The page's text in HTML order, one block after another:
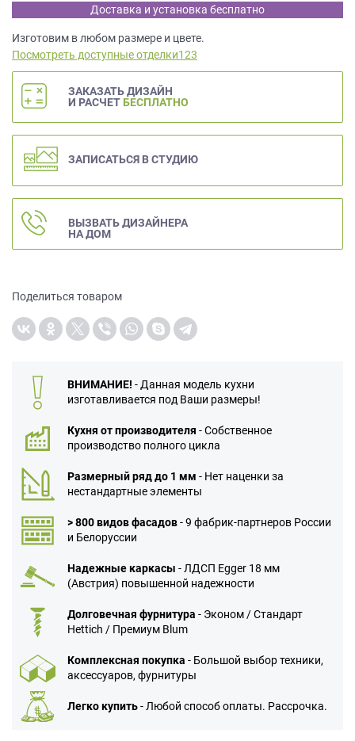
Доставка и установка бесплатно
Изготовим в любом размере и цвете.
Посмотреть доступные отделки123
ЗАКАЗАТЬ ДИЗАЙН
И РАСЧЕТ БЕСПЛАТНО
ЗАПИСАТЬСЯ В СТУДИЮ
ВЫЗВАТЬ ДИЗАЙНЕРА
НА ДОМ
Поделиться товаром
ВНИМАНИЕ! - Данная модель кухни
изготавливается под Ваши размеры!
Кухня от производителя - Собственное
производство полного цикла
Размерный ряд до 1 мм - Нет наценки за
нестандартные элементы
> 800 видов фасадов- 9 фабрик-партнеров России
и Белоруссии
Надежные каркасы - ЛДСП Egger 18 мм
(Австрия) повышенной надежности
Долговечная фурнитура - Эконом / Стандарт
Hettich / Премиум Blum
Комплексная покупка - Большой выбор техники,
аксессуаров, фурнитуры
Легко купить- Любой способ оплаты. Рассрочка.
данных.